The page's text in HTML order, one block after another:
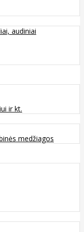
audiniai
ir kt.
medžiagos